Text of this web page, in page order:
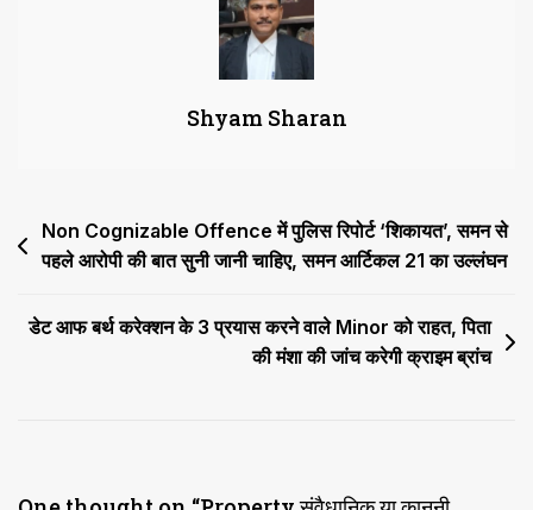
नहीं
एक
ह्यूमन
राइट
सप्ताह
में
Shyam Sharan
Post
navigation
Non Cognizable Offence में पुलिस रिपोर्ट ‘शिकायत’, समन से
पहले आरोपी की बात सुनी जानी चाहिए, समन आर्टिकल 21 का उल्लंघन
डेट आफ बर्थ करेक्शन के 3 प्रयास करने वाले Minor को राहत, पिता
की मंशा की जांच करेगी क्राइम ब्रांच